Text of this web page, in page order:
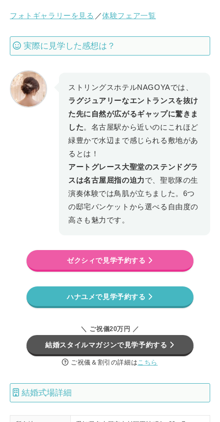
フォトギャラリーを見る ／体験フェア一覧
実際に見学した感想は？
ストリングスホテルNAGOYAでは、
ラグジュアリーなエントランスを抜け
た先に自然が広がるギャップに驚きま
した。名古屋駅から近いのにこれほど
緑豊かで水辺まで感じられる敷地があ
るとは！
アートグレース大聖堂のステンドグラ
スは名古屋屈指の迫力で、聖歌隊の生
演奏体験では鳥肌が立ちました。6つ
の邸宅バンケットから選べる自由度の
高さも魅力です。
ゼクシィで見学予約する
ハナユメで見学予約する
＼ ご祝儀20万円 ／
結婚スタイルマガジンで見学予約する
ご祝儀＆割引の詳細はこちら
結婚式場詳細